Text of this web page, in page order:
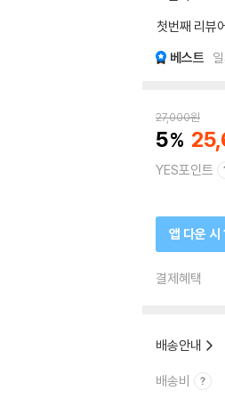
첫번째 리뷰
베스트
27,000원
5
YES포인트
앱 다운 시
결제혜택
배송안내
배송비